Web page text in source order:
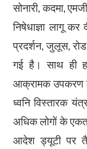
सोनारी, कदमा,
निषेधाज्ञा लागू
प्रदर्शन, जुलूस,
गई है। साथ ही
आक्रामक उपकरण
ध्वनि विस्तारक
अधिक लोगों के
आदेश ड्यूटी पर